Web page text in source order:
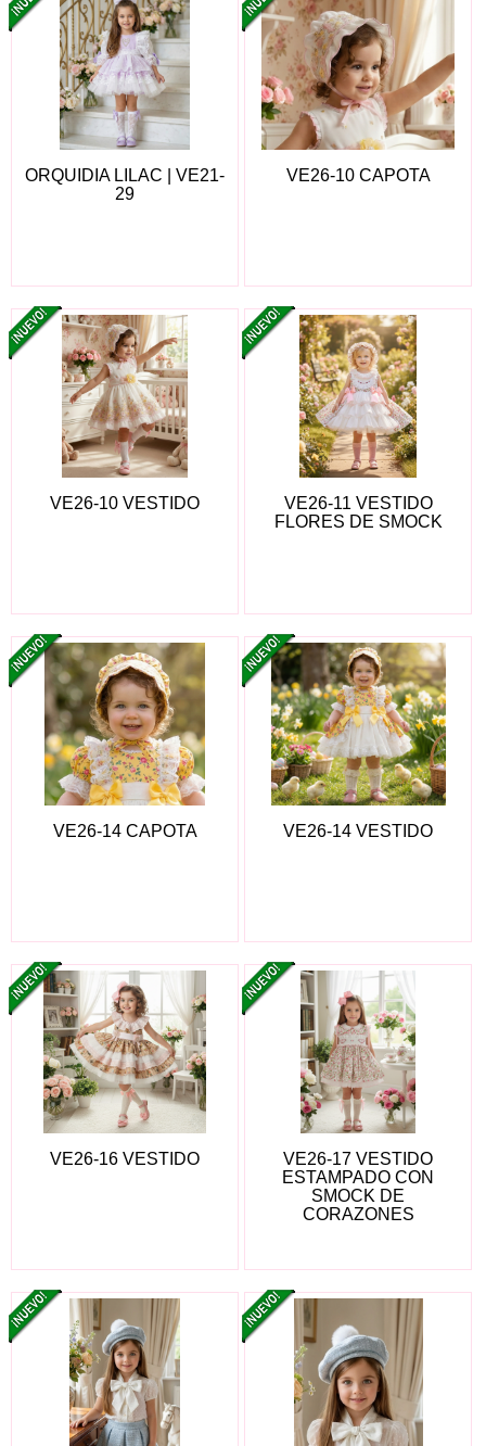
ORQUIDIA LILAC | VE21-
29
VE26-10 CAPOTA
VE26-10 VESTIDO
VE26-11 VESTIDO
FLORES DE SMOCK
VE26-14 CAPOTA VE26-14 VESTIDO
VE26-16 VESTIDO
VE26-17 VESTIDO
ESTAMPADO CON
SMOCK DE
CORAZONES